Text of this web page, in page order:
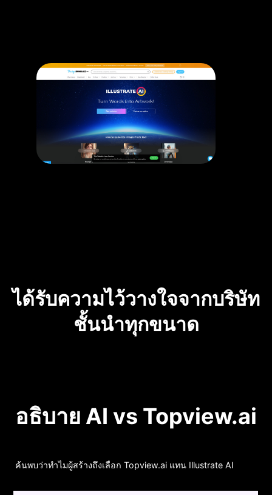
ได้รับความไว้วางใจจากบริษัท
ชั้นนำทุกขนาด
อธิบาย AI vs Topview.ai
ค้นพบว่าทำไมผู้สร้างถึงเลือก Topview.ai แทน Illustrate AI